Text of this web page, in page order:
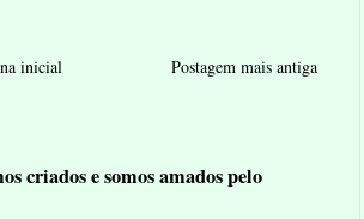
Postagem mais antiga
inicial
criados e somos amados pelo